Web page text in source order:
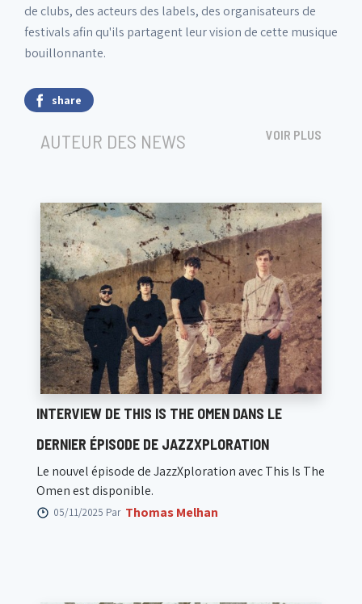
de clubs, des acteurs des labels, des organisateurs de
festivals afin qu'ils partagent leur vision de cette musique
bouillonnante.
share
AUTEUR DES NEWS VOIR PLUS
INTERVIEW DE THIS IS THE OMEN DANS LE
DERNIER ÉPISODE DE JAZZXPLORATION
Le nouvel épisode de JazzXploration avec This Is The
Omen est disponible.
05/11/2025 Par Thomas Melhan